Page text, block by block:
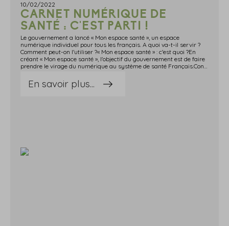
10/02/2022
CARNET NUMÉRIQUE DE
SANTÉ : C'EST PARTI !
Le gouvernement a lancé « Mon espace santé », un espace
numérique individuel pour tous les français. A quoi va-t-il servir ?
Comment peut-on l'utiliser ?« Mon espace santé » : c'est quoi ?En
créant « Mon espace santé », l'objectif du gouvernement est de faire
prendre le virage du numérique au système de santé Français.Concrètement, « Mon espace santé » est un espace numérique individuel mis à la disposition des Français pour permettre à chaque citoyen de stocker ses informations médicales et de les partager avec les professionnels de santé qui les soignent.Cet espace numérique comporte 4 rubriques :le dossier médical partagé (DMP) : c'est le « carnet de santé en ligne » qui permet de stocker les informations de façon sécurisée (traitements, résultats d'examens, antécédents médicaux, comptes-rendus d'hospitalisation, etc.) et de les partager avec les professionnels de santé pour améliorer le suivi médical, en particulier en cas d'urgence ; il n'est consultable que par les professionnels de santé autorisés ;l'agenda de santé : il permet d'enregistrer tous les rendez-vous médicaux passés et à venir et de recevoir des rappels personnalisés pour les vaccins et dépistages recommandés ;la messagerie sécurisée : elle permet de recevoir des informations personnelles en toute confidentialité en provenance de l'équipe de soins du patient ;l'accès à des applications utiles pour la santé, sélectionnées et certifiées par l'État et rassemblées dans un catalogue ; ces applications seront développées par des acteurs publics ou privés dans les domaines de la santé et du bien-être.Source : https:undefinedundefinedwww.gouvernement.frundefinedun-carnet-de-sante-numerique-pour-un-meilleur-parcours-de-soinsCarnet numérique de santé : c'est parti ! © Copyright WebLex - 2022
En savoir plus...